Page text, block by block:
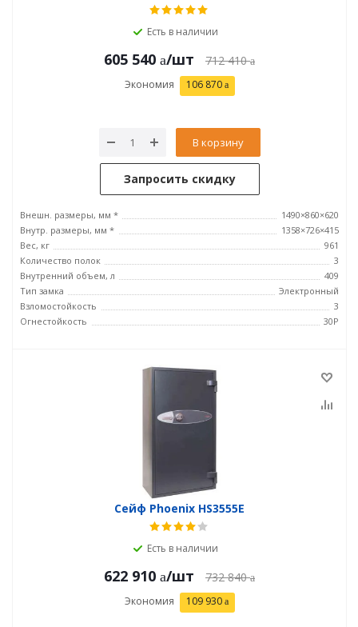
Есть в наличии
605 540 /шт 712 410
Экономия 106 870
В корзину
Запросить скидку
Внешн. размеры, мм *
1490×860×620
Внутр. размеры, мм *
1358×726×415
Вес, кг
961
Количество полок
3
Внутренний объем, л
409
Тип замка
Электронный
Взломостойкость
3
Огнестойкость
30P
Сейф Phoenix HS3555E
Есть в наличии
622 910 /шт 732 840
Экономия 109 930